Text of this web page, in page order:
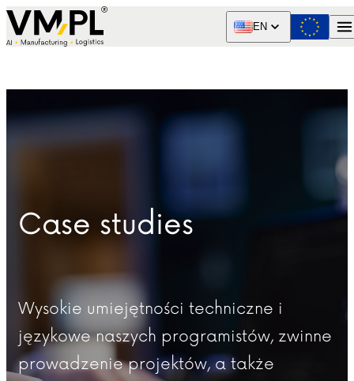
Skip to content
EN
Case studies
Wysokie umiejętności techniczne i
językowe naszych programistów, zwinne
prowadzenie projektów, a także